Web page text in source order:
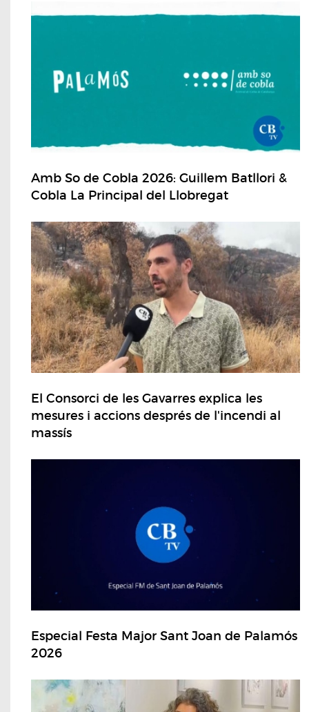
Amb So de Cobla 2026: Guillem Batllori &
Cobla La Principal del Llobregat
El Consorci de les Gavarres explica les
mesures i accions després de l'incendi al
massís
Especial Festa Major Sant Joan de Palamós
2026